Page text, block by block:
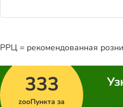
РРЦ = рекомендованная
333
zooПункта за